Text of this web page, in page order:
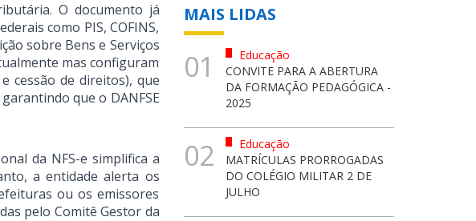
O documento já
como PIS, COFINS,
sobre Bens e Serviços
mas configuram
cessão de direitos), que
que o DANFSE
da NFS-e simplifica a
a entidade alerta os
ou os emissores
pelo Comitê Gestor da
MAIS LIDAS
01
Educação
CONVITE PARA A ABERTURA
DA FORMAÇÃO PEDAGÓGICA -
2025
02
Educação
MATRÍCULAS PRORROGADAS
DO COLÉGIO MILITAR 2 DE
JULHO